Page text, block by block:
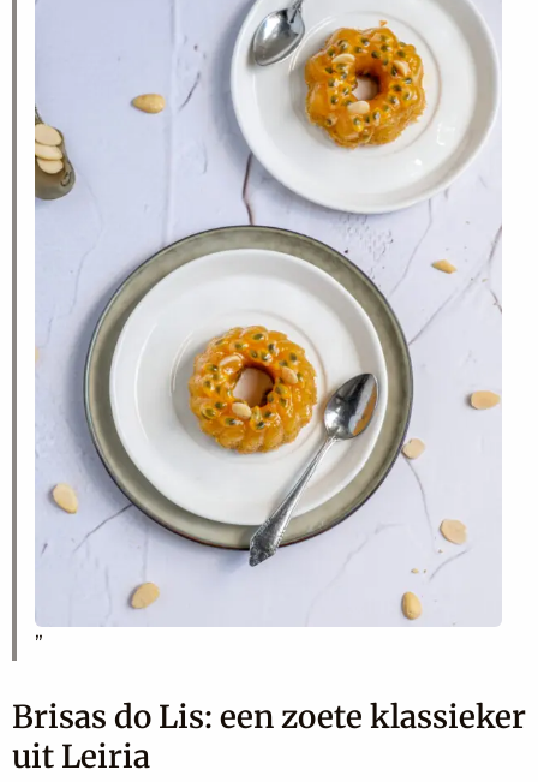
Brisas do Lis: een zoete klassieker
uit Leiria